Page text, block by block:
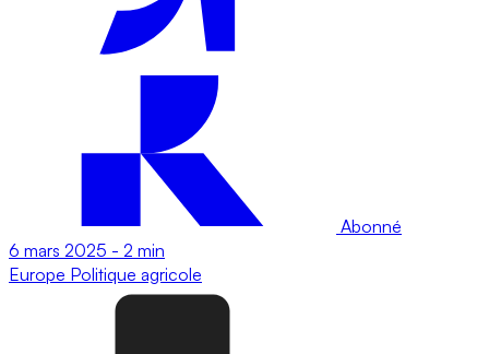
Abonné
6 mars 2025 - 2 min
Europe Politique agricole